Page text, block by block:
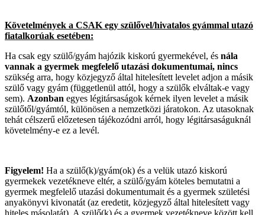
Követelmények a CSAK egy szülővel/hivatalos gyámmal utazó
fiatalkorúak esetében:
Ha csak egy szülő/gyám hajózik kiskorú gyermekével, és nála
vannak a gyermek megfelelő utazási dokumentumai, nincs
szükség arra, hogy közjegyző által hitelesített levelet adjon a másik
szülő vagy gyám (függetlenül attól, hogy a szülők elváltak-e vagy
sem). Azonban egyes légitársaságok kérnek ilyen levelet a másik
szülőtől/gyámtól, különösen a nemzetközi járatokon. Az utasoknak
tehát célszerű előzetesen tájékozódni arról, hogy légitársaságuknál
követelmény-e ez a levél.
Figyelem! Ha a szülő(k)/gyám(ok) és a velük utazó kiskorú
gyermekek vezetékneve eltér, a szülő/gyám köteles bemutatni a
gyermek megfelelő utazási dokumentumait és a gyermek születési
anyakönyvi kivonatát (az eredetit, közjegyző által hitelesített vagy
hiteles másolatát). A szülő(k) és a gyermek vezetékneve között kell